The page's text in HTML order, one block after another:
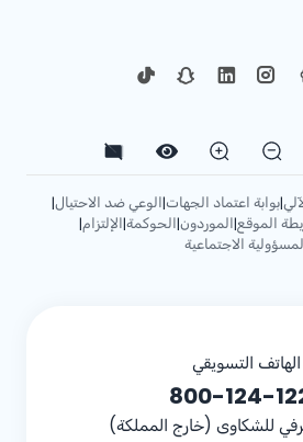
|بوابة اعتماد الجهات|الوعي ضد الاحتيال|
الموقع|الموردون|الحوكمة|الإلتزام|
الاجتماعية
الهاتف التسويقي
800-124-
للشكاوى (خارج المملكة)